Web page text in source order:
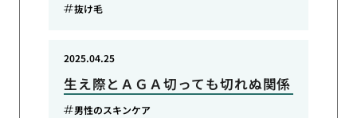
抜け毛
生え際とＡＧＡ切っても切れぬ関係
2025.04.25
男性のスキンケア